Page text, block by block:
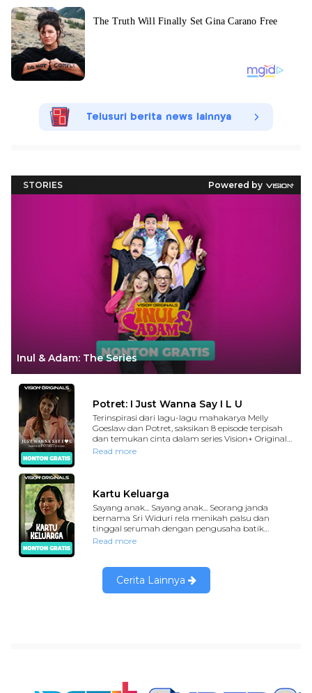
Telusuri berita news lainnya